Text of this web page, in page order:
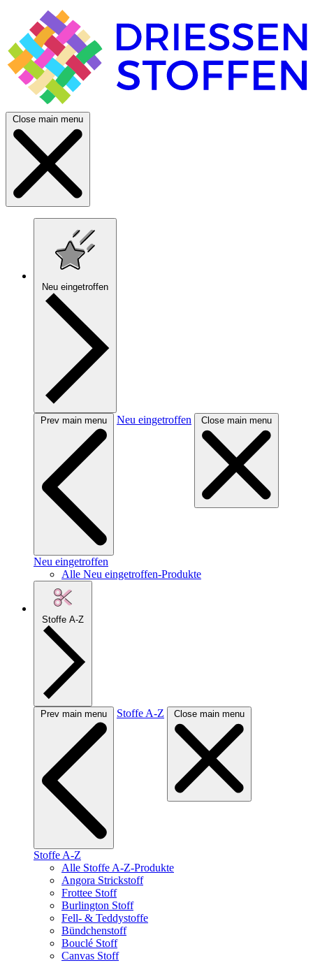
Close main menu
Neu eingetroffen
Prev main menu Neu eingetroffen Close main menu
Neu eingetroffen
Alle Neu eingetroffen-Produkte
Stoffe A-Z
Prev main menu Stoffe A-Z Close main menu
Stoffe A-Z
Alle Stoffe A-Z-Produkte
Angora Strickstoff
Frottee Stoff
Burlington Stoff
Fell- & Teddystoffe
Bündchenstoff
Bouclé Stoff
Canvas Stoff